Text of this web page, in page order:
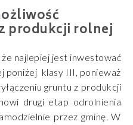
produkcji rolnej
najlepiej jest inwestować
poniżej klasy III, ponieważ
gruntu z produkcji
drugi etap odrolnienia
przez gminę. W